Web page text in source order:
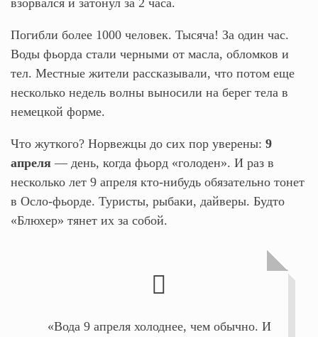
взорвался и затонул за 2 часа.
Погибли более 1000 человек. Тысяча! За один час.
Воды фьорда стали черными от масла, обломков и
тел. Местные жители рассказывали, что потом еще
несколько недель волны выносили на берег тела в
немецкой форме.
Что жуткого? Норвежцы до сих пор уверены: 9
апреля — день, когда фьорд «голоден». И раз в
несколько лет 9 апреля кто-нибудь обязательно тонет
в Осло-фьорде. Туристы, рыбаки, дайверы. Будто
«Блюхер» тянет их за собой.
«Вода 9 апреля холоднее, чем обычно. И